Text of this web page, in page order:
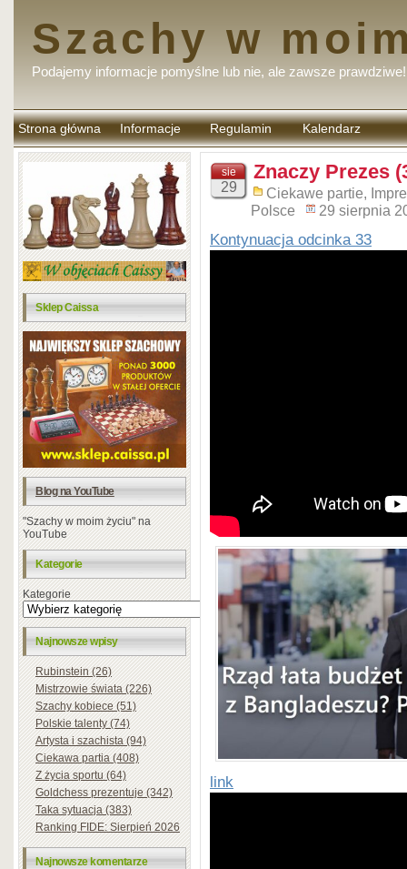
Szachy w
Podajemy informacje pomyślne lub nie, ale zawsze prawdziwe!
Strona główna Informacje Regulamin
komentarzy
Kalendarz
Sklep Caissa
Blog na YouTube
"Szachy w moim życiu" na
YouTube
Kategorie
Kategorie
Najnowsze wpisy
Rubinstein (26)
Mistrzowie świata (226)
Szachy kobiece (51)
Polskie talenty (74)
Artysta i szachista (94)
Ciekawa partia (408)
Z życia sportu (64)
Goldchess prezentuje (342)
Taka sytuacja (383)
Ranking FIDE: Sierpień 2026
Najnowsze komentarze
sie
29
Znaczy Prezes
Ciekawe partie,
Polsce
29 sierpnia
Kontynuacja odcinka 33
link